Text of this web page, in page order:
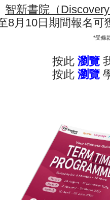
智新書院（
8月10日期間報名可
*受條
按此 瀏覽
按此 瀏覽
為女兒報讀
我的女兒非
接受報名 - 查看課程年